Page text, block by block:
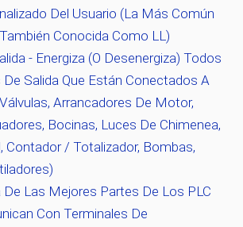
Del Usuario (la Más Común
Conocida Como LL)
- Energiza (o Desenergiza) Todos
Salida Que Están Conectados A
Arrancadores De Motor,
Bocinas, Luces De Chimenea,
Contador / Totalizador, Bombas,
De Las Mejores Partes De Los PLC
Con Terminales De